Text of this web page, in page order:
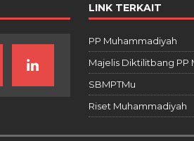
LINK TERKAIT
PP Muhammadiyah
Majelis Diktilitbang PP
SBMPTMu
Riset Muhammadiyah